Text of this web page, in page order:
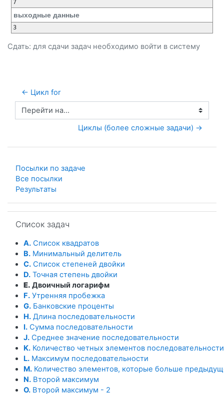
выходные данные
Сдать: для сдачи задач необходимо войти в систему
← Цикл for
Перейти на...
Циклы (более сложные задачи) →
Посылки по задаче
Все посылки
Результаты
Список задач
A. Список квадратов
B. Минимальный делитель
C. Список степеней двойки
D. Точная степень двойки
E. Двоичный логарифм
F. Утренняя пробежка
G. Банковские проценты
H. Длина последовательности
I. Сумма последовательности
J. Среднее значение последовательности
K. Количество четных элементов последовательности
L. Максимум последовательности
M. Количество элементов, которые больше
N. Второй максимум
O. Второй максимум - 2